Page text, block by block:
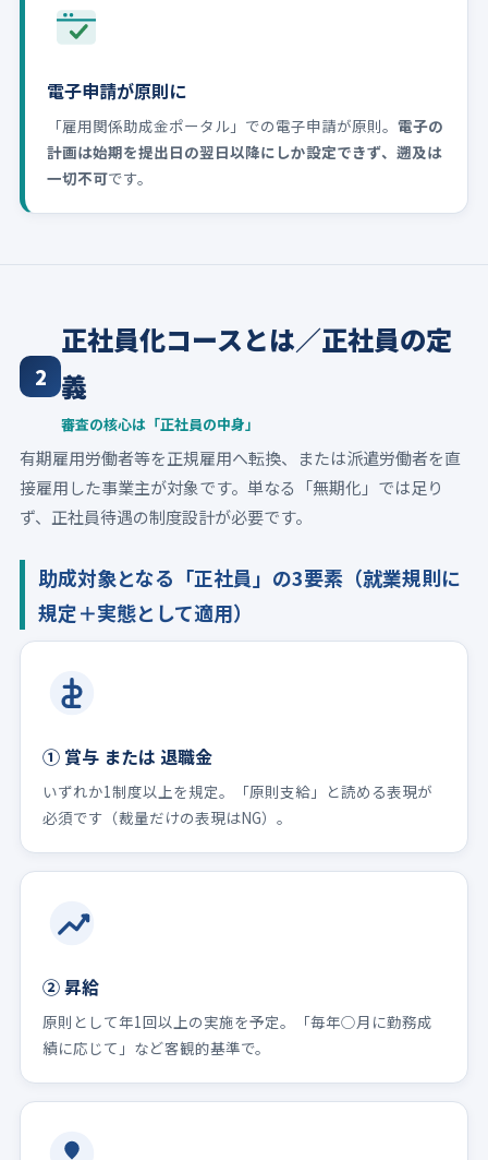
電子申請が原則に
「雇用関係助成金ポータル」での電子申請が原則。 電子の
計画は始期を提出日の翌日以降にしか設定できず、遡及は
一切不可です。
2
正社員化コースとは／正社員の定
義
審査の核心は「正社員の中身」
有期雇用労働者等を正規雇用へ転換、または派遣労働者を直
接雇用した事業主が対象です。単なる「無期化」では足り
ず、正社員待遇の制度設計が必要です。
助成対象となる「正社員」の3要素（就業規則に
規定＋実態として適用）
① 賞与 または 退職金
いずれか1制度以上を規定。「原則支給」と読める表現が
必須です（裁量だけの表現はNG）。
② 昇給
原則として年1回以上の実施を予定。「毎年○月に勤務成
績に応じて」など客観的基準で。